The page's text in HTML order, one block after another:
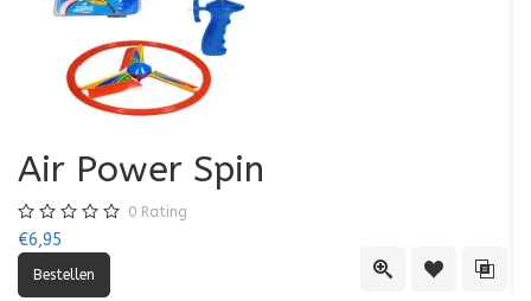
Quick ViewToevoegen
Air Power Spin
0 Rating
€6,95